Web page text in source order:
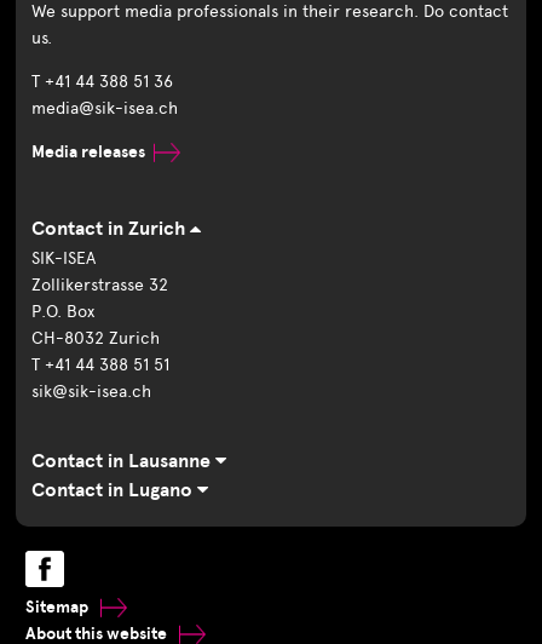
We support media professionals in their research. Do contact
us.
T +41 44 388 51 36
media@sik-isea.ch
Media releases
Contact in Zurich
SIK-ISEA
Zollikerstrasse 32
P.O. Box
CH-8032 Zurich
T +41 44 388 51 51
sik@sik-isea.ch
Contact in Lausanne
Contact in Lugano
Sitemap
About this website